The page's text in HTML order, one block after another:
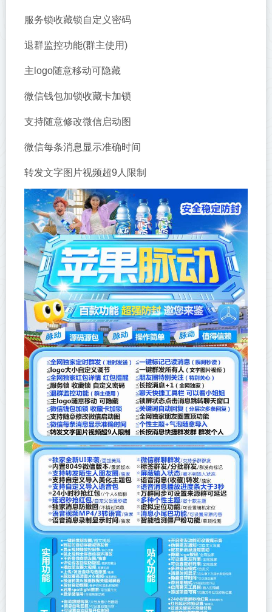
服务锁收藏锁自定义密码
退群监控功能(群主使用)
主logo随意移动可隐藏
微信钱包加锁收藏卡加锁
支持随意修改微信启动图
微信每条消息显示准确时间
转发文字图片视频超9人限制